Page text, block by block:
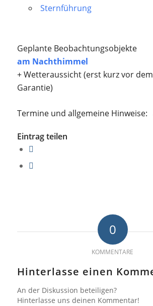
Sternführung
Geplante
am Nachthimmel
+ Wetteraussicht (erst kurz vor
Garantie)
Termine und allgemeine Hinweise:
Eintrag teilen
0
KOMMENTARE
Hinterlasse einen
An der Diskussion beteiligen?
Hinterlasse uns deinen Kommentar!